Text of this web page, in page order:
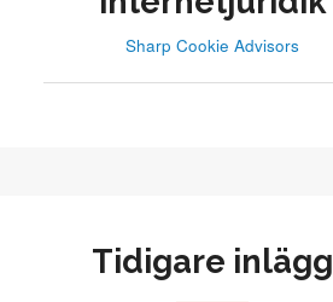
Sharp Cookie Advisors
Tidigare inlägg